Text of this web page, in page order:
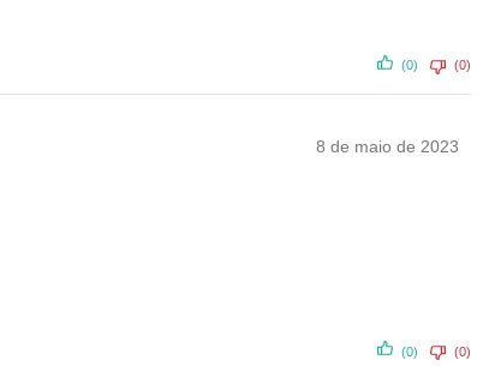
(0) (0)
8 de maio de 2023
(0) (0)